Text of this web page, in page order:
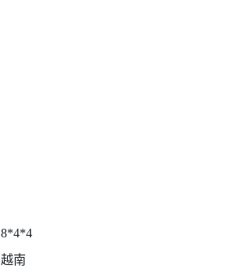
8*4*4
越南